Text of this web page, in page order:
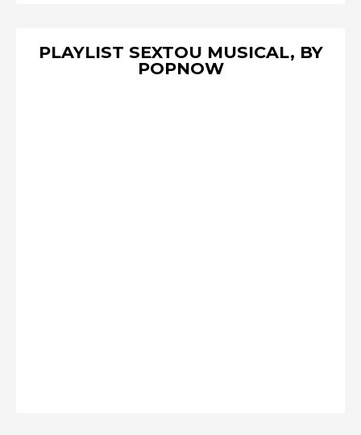
PLAYLIST SEXTOU MUSICAL, BY
POPNOW